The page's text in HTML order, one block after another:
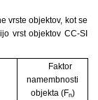
vrste objektov, kot se
vrst objektov CC-SI
Faktor
namembnosti
objekta (Fn)